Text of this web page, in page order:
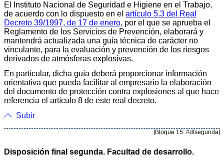
El Instituto Nacional de Seguridad e Higiene en el Trabajo,
de acuerdo con lo dispuesto en el artículo 5.3 del Real
Decreto 39/1997, de 17 de enero, por el que se aprueba el
Reglamento de los Servicios de Prevención, elaborará y
mantendrá actualizada una guía técnica de carácter no
vinculante, para la evaluación y prevención de los riesgos
derivados de atmósferas explosivas.
En particular, dicha guía deberá proporcionar información
orientativa que pueda facilitar al empresario la elaboración
del documento de protección contra explosiones al que hace
referencia el artículo 8 de este real decreto.
Subir
[Bloque 15: #dfsegunda]
Disposición final segunda. Facultad de desarrollo.